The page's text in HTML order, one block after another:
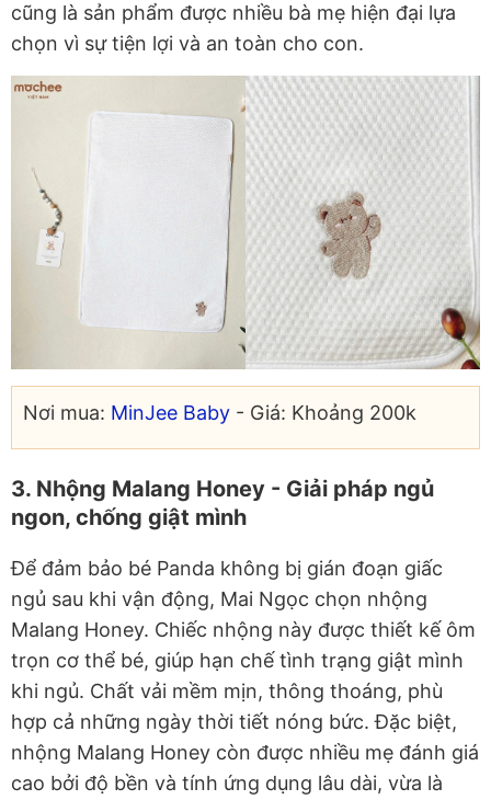
cũng là sản phẩm được nhiều bà mẹ hiện đại lựa
chọn vì sự tiện lợi và an toàn cho con.
Nơi mua: MinJee Baby - Giá: Khoảng 200k
3. Nhộng Malang Honey - Giải pháp ngủ
ngon, chống giật mình
Để đảm bảo bé Panda không bị gián đoạn giấc
ngủ sau khi vận động, Mai Ngọc chọn nhộng
Malang Honey. Chiếc nhộng này được thiết kế ôm
trọn cơ thể bé, giúp hạn chế tình trạng giật mình
khi ngủ. Chất vải mềm mịn, thông thoáng, phù
hợp cả những ngày thời tiết nóng bức. Đặc biệt,
nhộng Malang Honey còn được nhiều mẹ đánh giá
cao bởi độ bền và tính ứng dụng lâu dài, vừa là